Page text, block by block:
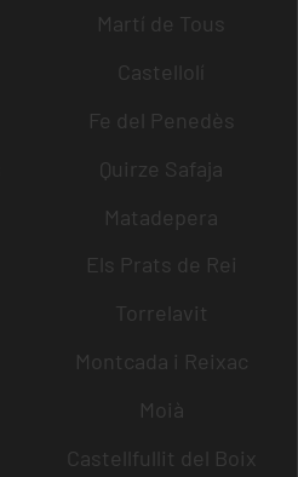
Martí de Tous
Castellolí
Fe del Penedès
Quirze Safaja
Matadepera
Els Prats de Rei
Torrelavit
Montcada i Reixac
Moià
Castellfullit del Boix